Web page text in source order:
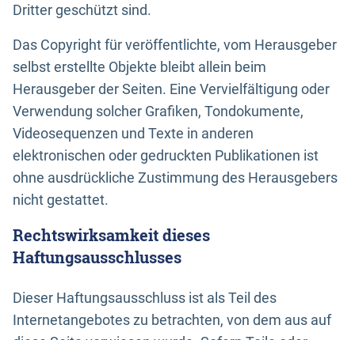
Dritter geschützt sind.
Das Copyright für veröffentlichte, vom Herausgeber
selbst erstellte Objekte bleibt allein beim
Herausgeber der Seiten. Eine Vervielfältigung oder
Verwendung solcher Grafiken, Tondokumente,
Videosequenzen und Texte in anderen
elektronischen oder gedruckten Publikationen ist
ohne ausdrückliche Zustimmung des Herausgebers
nicht gestattet.
Rechtswirksamkeit dieses
Haftungsausschlusses
Dieser Haftungsausschluss ist als Teil des
Internetangebotes zu betrachten, von dem aus auf